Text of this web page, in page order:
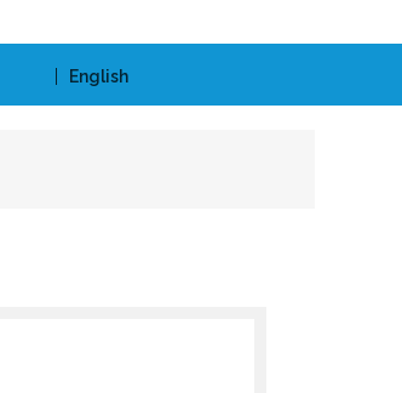
English